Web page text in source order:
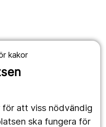
kakor
att viss nödvändig
ska fungera för